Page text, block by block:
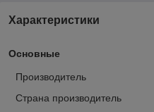
Характеристики
Основные
Производитель
Страна производитель